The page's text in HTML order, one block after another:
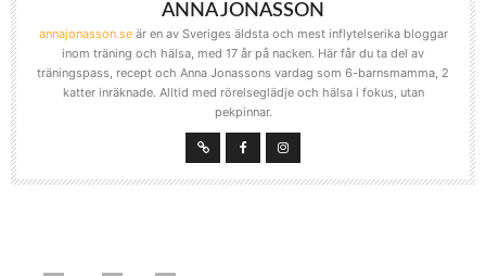
ANNA JONASSON
annajonasson.seär en av Sveriges äldsta och mest inflytelserika bloggar
inom träning och hälsa, med 17 år på nacken. Här får du ta del av
träningspass, recept och Anna Jonassons vardag som 6-barnsmamma, 2
katter inräknade. Alltid med rörelseglädje och hälsa i fokus, utan
pekpinnar.